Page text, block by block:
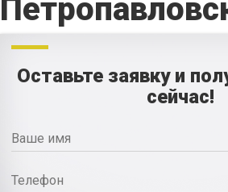
Оставьте заявку и
сейчас!